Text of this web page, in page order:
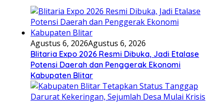
Agustus 6, 2026Agustus 6, 2026
Blitaria Expo 2026 Resmi Dibuka, Jadi Etalase
Potensi Daerah dan Penggerak Ekonomi
Kabupaten Blitar